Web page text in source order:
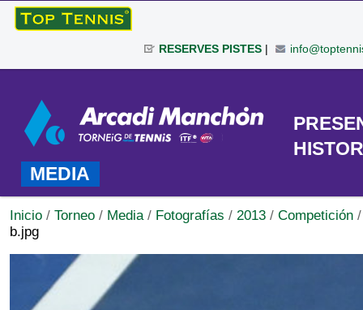
Cambiar
|
navegación
RESERVES PISTES|
Personales
TORNEO
MEDIA
Inicio / Torneo / Media / Fotografías / 2013 / Competición
b.jpg